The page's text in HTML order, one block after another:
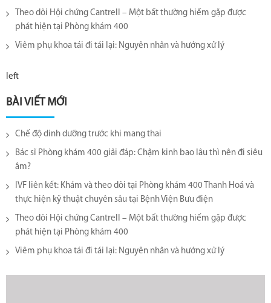
Theo dõi Hội chứng Cantrell – Một bất thường hiếm gặp được
phát hiện tại Phòng khám 400
Viêm phụ khoa tái đi tái lại​: Nguyên nhân và hướng xử lý
left
BÀI VIẾT MỚI
Chế độ dinh dưỡng trước khi mang thai
Bác sĩ Phòng khám 400 giải đáp: Chậm kinh bao lâu thì nên đi siêu
âm?
IVF liên kết: Khám và theo dõi tại Phòng khám 400 Thanh Hoá và
thực hiện kỹ thuật chuyên sâu tại Bệnh Viện Bưu điện
Theo dõi Hội chứng Cantrell – Một bất thường hiếm gặp được
phát hiện tại Phòng khám 400
Viêm phụ khoa tái đi tái lại​: Nguyên nhân và hướng xử lý